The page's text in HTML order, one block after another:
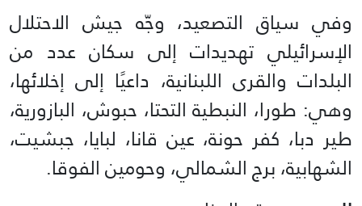
وفي سياق التصعيد، وجّه جيش الاحتلال
الإسرائيلي تهديدات إلى سكان عدد من
البلدات والقرى اللبنانية، داعيًا إلى إخلائها،
وهي: طورا، النبطية التحتا، حبوش، البازورية،
طير دبا، كفر حونة، عين قانا، لبايا، جبشيت،
الشهابية، برج الشمالي، وحومين الفوقا.